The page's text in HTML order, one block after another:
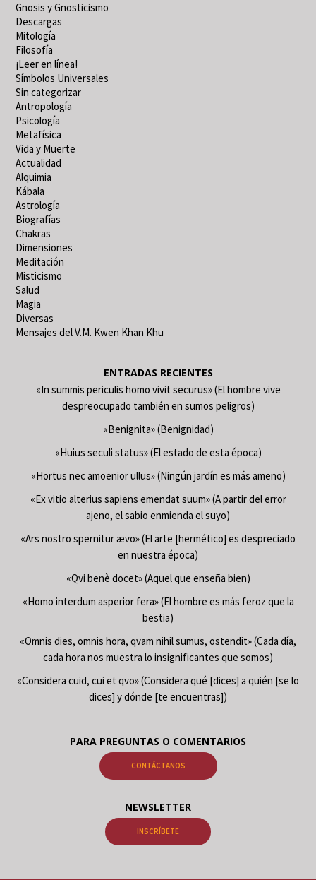
Gnosis y Gnosticismo
Descargas
Mitología
Filosofía
¡Leer en línea!
Símbolos Universales
Sin categorizar
Antropología
Psicología
Metafísica
Vida y Muerte
Actualidad
Alquimia
Kábala
Astrología
Biografías
Chakras
Dimensiones
Meditación
Misticismo
Salud
Magia
Diversas
Mensajes del V.M. Kwen Khan Khu
ENTRADAS RECIENTES
«In summis periculis homo vivit securus» (El hombre vive
despreocupado también en sumos peligros)
«Benignita» (Benignidad)
«Huius seculi status» (El estado de esta época)
«Hortus nec amoenior ullus» (Ningún jardín es más ameno)
«Ex vitio alterius sapiens emendat suum» (A partir del error
ajeno, el sabio enmienda el suyo)
«Ars nostro spernitur ævo» (El arte [hermético] es despreciado
en nuestra época)
«Qvi benè docet» (Aquel que enseña bien)
«Homo interdum asperior fera» (El hombre es más feroz que la
bestia)
«Omnis dies, omnis hora, qvam nihil sumus, ostendit» (Cada día,
cada hora nos muestra lo insignificantes que somos)
«Considera cuid, cui et qvo» (Considera qué [dices] a quién [se lo
dices] y dónde [te encuentras])
PARA PREGUNTAS O COMENTARIOS
CONTÁCTANOS
NEWSLETTER
INSCRÍBETE